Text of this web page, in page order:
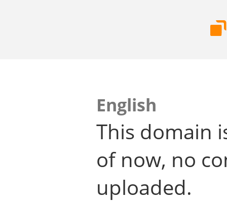
English
This domain
of now, no
uploaded.